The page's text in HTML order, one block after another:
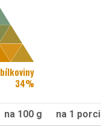
bílkoviny
34%
na 100 g
na 1 porci